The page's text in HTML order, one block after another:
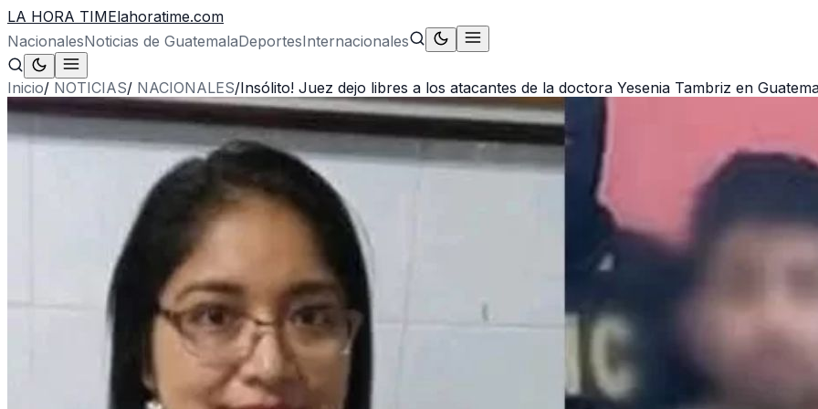
LA HORA TIMElahoratime.com
NacionalesNoticias de GuatemalaDeportesInternacionales
Inicio/ NOTICIAS/ NACIONALES/Insólito! Juez dejo libres a los atacantes de la doctora Yesenia Tambriz en